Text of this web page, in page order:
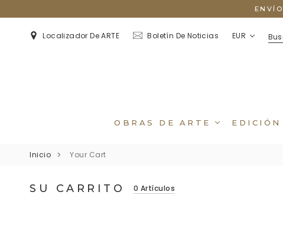
Localizador De ARTE Boletín De Noticias EUR
OBRAS DE ARTE EDICIÓN
Inicio Your Cart
SU CARRITO 0 Artículos